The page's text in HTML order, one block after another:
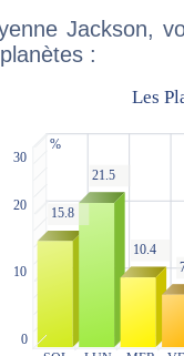
Jackson,
: